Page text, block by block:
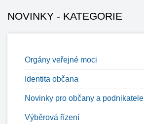
NOVINKY - KATEGORIE
Orgány veřejné moci
Identita občana
Novinky pro občany a podnikatele
Výběrová řízení